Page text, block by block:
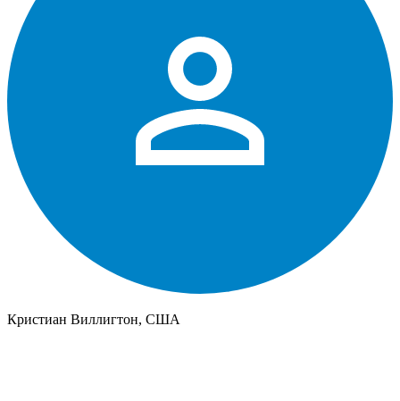
Кристиан Виллигтон, США